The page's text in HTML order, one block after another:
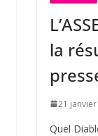
la
21
Quel